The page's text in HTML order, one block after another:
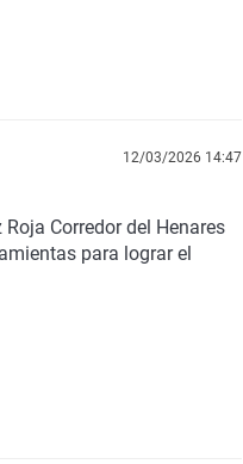
12/03/2026 14:47
Corredor del Henares
para lograr el